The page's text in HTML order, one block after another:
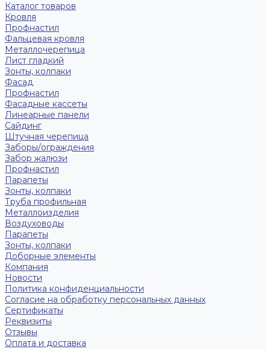
Каталог товаров
Кровля
Профнастил
Фальцевая кровля
Металлочерепица
Лист гладкий
Зонты, колпаки
Фасад
Профнастил
Фасадные кассеты
Линеарные панели
Сайдинг
Штучная черепица
Заборы/ограждения
Забор жалюзи
Профнастил
Парапеты
Зонты, колпаки
Труба профильная
Металлоизделия
Воздуховоды
Парапеты
Зонты, колпаки
Доборные элементы
Компания
Новости
Политика конфиденциальности
Согласие на обработку персональных данных
Сертификаты
Реквизиты
Отзывы
Оплата и доставка